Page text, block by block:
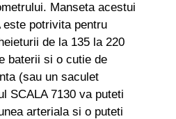
Manseta acestui
este potrivita pentru
de la 135 la 220
baterii si o cutie de
(sau un saculet
SCALA 7130 va puteti
arteriala si o puteti